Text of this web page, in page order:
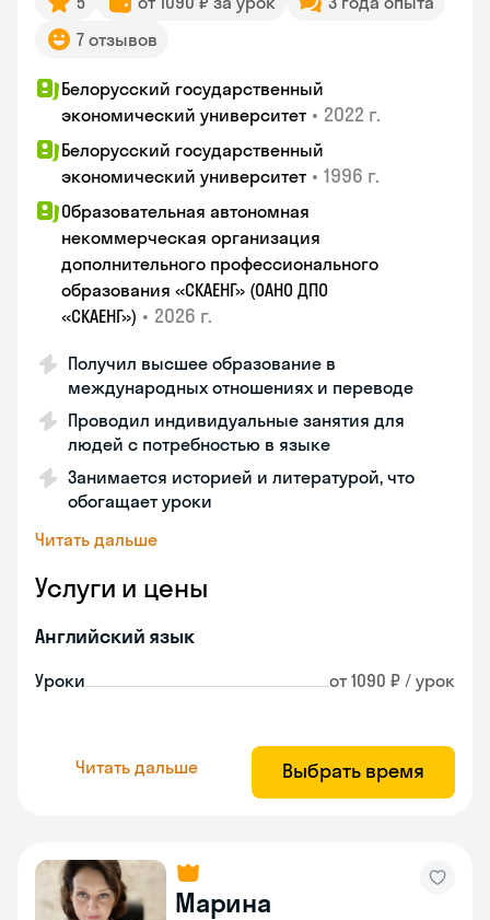
7 отзывов
Белорусский государственный
экономический университет • 2022 г.
Белорусский государственный
экономический университет • 1996 г.
Образовательная автономная
некоммерческая организация
дополнительного профессионального
образования «СКАЕНГ» (ОАНО ДПО
«СКАЕНГ») • 2026 г.
Получил высшее образование в
международных отношениях и переводе
Проводил индивидуальные занятия для
людей с потребностью в языке
Занимается историей и литературой, что
обогащает уроки
Читать дальше
Услуги и цены
Английский язык
Уроки от 1090 ₽ / урок
Читать дальше Выбрать время
Марина